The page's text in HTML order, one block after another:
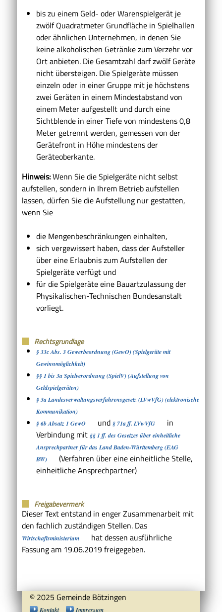
bis zu einem Geld- oder Warenspielgerät je
zwölf Quadratmeter Grundfläche in Spielhallen
oder ähnlichen Unternehmen, in denen Sie
keine alkoholischen Getränke zum Verzehr vor
Ort anbieten. Die Gesamtzahl darf zwölf Geräte
nicht übersteigen. Die Spielgeräte müssen
einzeln oder in einer Gruppe mit je höchstens
zwei Geräten in einem Mindestabstand von
einem Meter aufgestellt und durch eine
Sichtblende in einer Tiefe von mindestens 0,8
Meter getrennt werden, gemessen von der
Gerätefront in Höhe mindestens der
Geräteoberkante.
Hinweis:Wenn Sie die Spielgeräte nicht selbst
aufstellen, sondern in Ihrem Betrieb aufstellen
lassen, dürfen Sie die Aufstellung nur gestatten,
wenn Sie
die Mengenbeschränkungen einhalten,
sich vergewissert haben, dass der Aufsteller
über eine Erlaubnis zum Aufstellen der
Spielgeräte verfügt und
für die Spielgeräte eine Bauartzulassung der
Physikalischen-Technischen Bundesanstalt
vorliegt.
Rechtsgrundlage
§ 33c Abs. 3 Gewerbeordnung (GewO) (Spielgeräte mit
Gewinnmöglichkeit)
§§ 1 bis 3a Spielverordnung (SpielV) (Aufstellung von
Geldspielgeräten)
§ 3a Landesverwaltungsverfahrensgesetz (LVwVfG) (elektronische
Kommunikation)
§ 6b Absatz 1 GewO
und § 71a ff. LVwVfG
in
Verbindung mit §§ 1 ff. des Gesetzes über einheitliche
Ansprechpartner für das Land Baden-Württemberg (EAG
BW)
(Verfahren über eine einheitliche Stelle,
einheitliche Ansprechpartner)
Freigabevermerk
Dieser Text entstand in enger Zusammenarbeit mit
den fachlich zuständigen Stellen. Das
Wirtschaftsministerium
hat dessen ausführliche
Fassung am 19.06.2019 freigegeben.
© 2025 Gemeinde Bötzingen
Kontakt Impressum